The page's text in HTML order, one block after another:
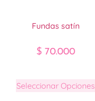
Fundas satín
$ 70.000
Seleccionar Opciones